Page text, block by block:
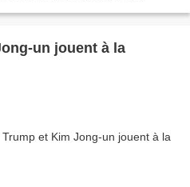
un jouent à la